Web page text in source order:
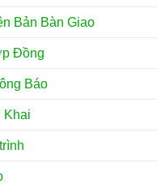
Bản Bàn Giao
Đồng
Báo
Khai